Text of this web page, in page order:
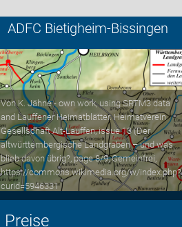
ADFC Bietigheim-Bissingen
Von K. Jähne - own work, using SRTM3 data
and Lauffener Heimatblätter. Heimatverein
Gesellschaft Alt-Lauffen, issue 13 (Der
altwürttembergische Landgraben – und was
blieb davon übrig?, page 8/9, Gemeinfrei,
https://commons.wikimedia.org/w/index.php?
curid=5946331
Preise